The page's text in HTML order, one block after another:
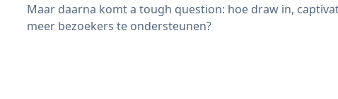
Maar daarna komt a tough question: hoe draw in,
meer bezoekers te ondersteunen?